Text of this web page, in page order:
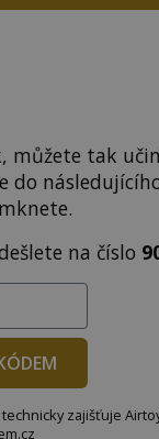
tak
do
na číslo
zajišťuje